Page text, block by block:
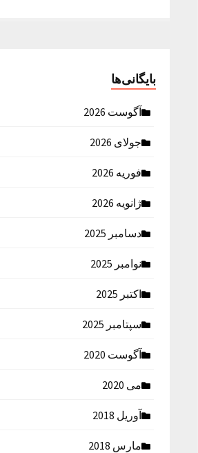
بایگانی‌ها
آگوست 2026
جولای 2026
فوریه 2026
ژانویه 2026
دسامبر 2025
نوامبر 2025
اکتبر 2025
سپتامبر 2025
آگوست 2020
می 2020
آوریل 2018
مارس 2018